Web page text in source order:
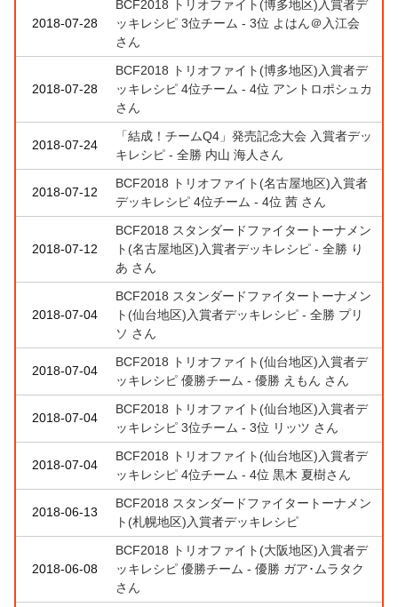
2018-07-28
BCF2018 トリオファイト(博多地区)入賞者デ
ッキレシピ 3位チーム - 3位 よはん＠入江会
さん
2018-07-28
BCF2018 トリオファイト(博多地区)入賞者デ
ッキレシピ 4位チーム - 4位 アントロポシュカ
さん
2018-07-24
「結成！チームQ4」発売記念大会 入賞者デッ
キレシピ - 全勝 内山 海人さん
2018-07-12
BCF2018 トリオファイト(名古屋地区)入賞者
デッキレシピ 4位チーム - 4位 茜 さん
2018-07-12
BCF2018 スタンダードファイタートーナメン
ト(名古屋地区)入賞者デッキレシピ - 全勝 り
あ さん
2018-07-04
BCF2018 スタンダードファイタートーナメン
ト(仙台地区)入賞者デッキレシピ - 全勝 プリ
ソ さん
2018-07-04
BCF2018 トリオファイト(仙台地区)入賞者デ
ッキレシピ 優勝チーム - 優勝 えもん さん
2018-07-04
BCF2018 トリオファイト(仙台地区)入賞者デ
ッキレシピ 3位チーム - 3位 リッツ さん
2018-07-04
BCF2018 トリオファイト(仙台地区)入賞者デ
ッキレシピ 4位チーム - 4位 黒木 夏樹さん
2018-06-13
BCF2018 スタンダードファイタートーナメン
ト(札幌地区)入賞者デッキレシピ
2018-06-08
BCF2018 トリオファイト(大阪地区)入賞者デ
ッキレシピ 優勝チーム - 優勝 ガア･ムラタク
さん